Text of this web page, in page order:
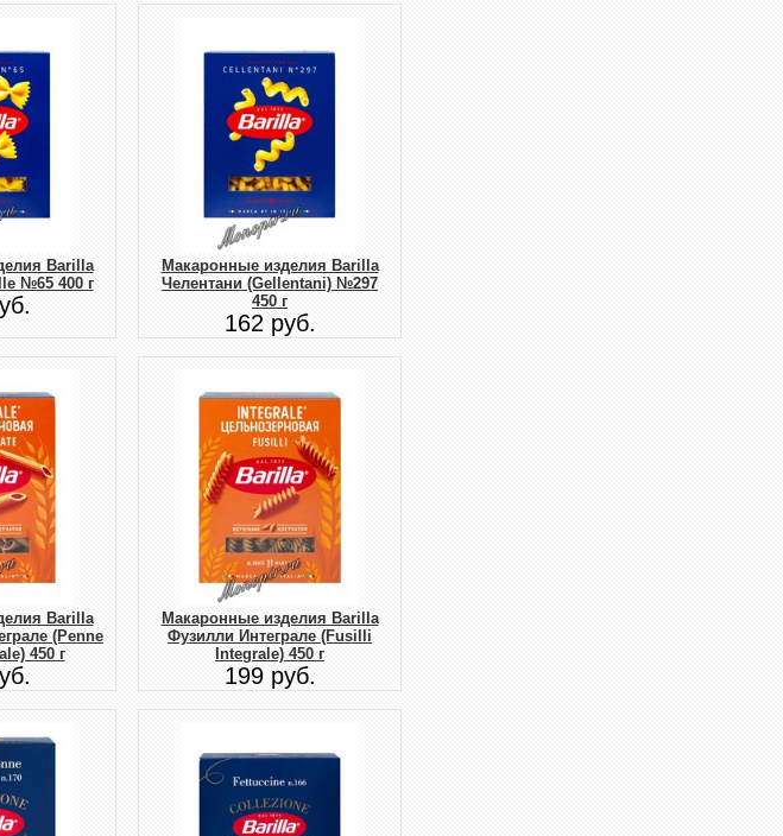
Barilla
№65 400 г
Макаронные изделия Barilla
Челентани (Gellentani) №297
450 г
162 руб.
Barilla
(Penne
450 г
Макаронные изделия Barilla
Фузилли Интеграле (Fusilli
Integrale) 450 г
199 руб.